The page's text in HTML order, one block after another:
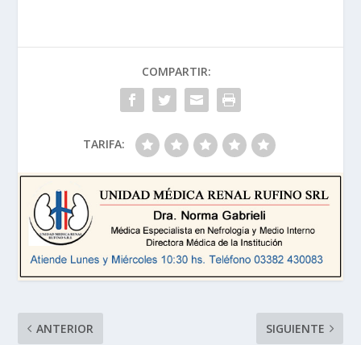
COMPARTIR:
TARIFA:
ANTERIOR SIGUIENTE